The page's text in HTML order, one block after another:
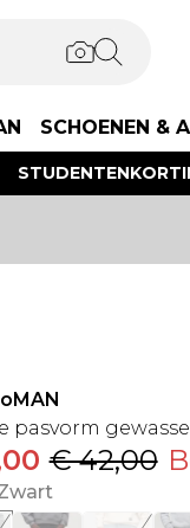
SCHOENEN &
pasvorm
€ 42,00